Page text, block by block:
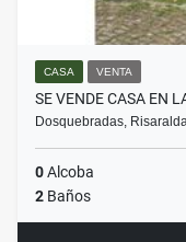
CASA VENTA
SE VENDE CASA EN
Dosquebradas,
0Alcoba
2 Baños